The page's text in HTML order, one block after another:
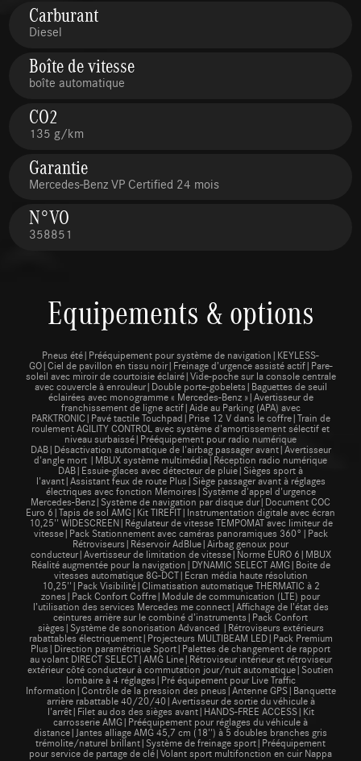
Carburant
Diesel
Boîte de vitesse
boîte automatique
CO2
135 g/km
Garantie
Mercedes-Benz VP Certified 24 mois
N°VO
358851
Equipements & options
Pneus été|Prééquipement pour système de navigation|KEYLESS-
GO|Ciel de pavillon en tissu noir|Freinage d’urgence assisté actif|Pare-
soleil avec miroir de courtoisie éclairé|Vide-poche sur la console centrale
avec couvercle à enrouleur|Double porte-gobelets|Baguettes de seuil
éclairées avec monogramme « Mercedes-Benz »|Avertisseur de
franchissement de ligne actif|Aide au Parking (APA) avec
PARKTRONIC|Pavé tactile Touchpad|Prise 12 V dans le coffre|Train de
roulement AGILITY CONTROL avec système d'amortissement sélectif et
niveau surbaissé|Prééquipement pour radio numérique
DAB|Désactivation automatique de l'airbag passager avant|Avertisseur
d'angle mort |MBUX système multimédia|Réception radio numérique
DAB|Essuie-glaces avec détecteur de pluie|Sièges sport à
l'avant|Assistant feux de route Plus|Siège passager avant à réglages
électriques avec fonction Mémoires|Système d'appel d'urgence
Mercedes-Benz|Système de navigation par disque dur|Document COC
Euro 6|Tapis de sol AMG|Kit TIREFIT|Instrumentation digitale avec écran
10,25'' WIDESCREEN|Régulateur de vitesse TEMPOMAT avec limiteur de
vitesse|Pack Stationnement avec caméras panoramiques 360°|Pack
Rétroviseurs|Réservoir AdBlue|Airbag genoux pour
conducteur|Avertisseur de limitation de vitesse|Norme EURO 6|MBUX
Réalité augmentée pour la navigation|DYNAMIC SELECT AMG|Boite de
vitesses automatique 8G-DCT|Ecran média haute résolution
10,25''|Pack Visibilité|Climatisation automatique THERMATIC à 2
zones|Pack Confort Coffre|Module de communication (LTE) pour
l’utilisation des services Mercedes me connect|Affichage de l’état des
ceintures arrière sur le combiné d’instruments|Pack Confort
sièges|Système de sonorisation Advanced |Rétroviseurs extérieurs
rabattables électriquement|Projecteurs MULTIBEAM LED|Pack Premium
Plus|Direction paramétrique Sport|Palettes de changement de rapport
au volant DIRECT SELECT|AMG Line|Rétroviseur intérieur et rétroviseur
extérieur côté conducteur à commutation jour/nuit automatique|Soutien
lombaire à 4 réglages|Pré équipement pour Live Traffic
Information|Contrôle de la pression des pneus|Antenne GPS|Banquette
arrière rabattable 40/20/40|Avertisseur de sortie du véhicule à
l'arrêt|Filet au dos des sièges avant|HANDS-FREE ACCESS|Kit
carrosserie AMG|Prééquipement pour réglages du véhicule à
distance|Jantes alliage AMG 45,7 cm (18'') à 5 doubles branches gris
trémolite/naturel brillant|Système de freinage sport|Prééquipement
pour service de partage de clé|Volant sport multifonction en cuir Nappa